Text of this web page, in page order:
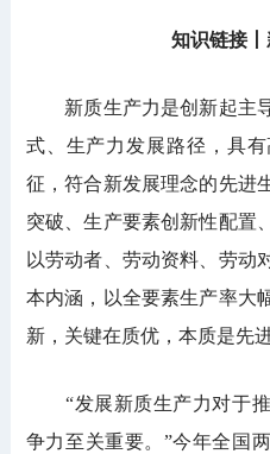
知识链接
新质生产力是创新起主导
式、生产力发展路径，具
征，符合新发展理念的先进
突破、生产要素创新性配置
以劳动者、劳动资料、劳动
本内涵，以全要素生产率大
新，关键在质优，本质是先
“发展新质生产力对于推
争力至关重要。”今年全国